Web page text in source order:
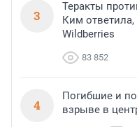
3
Теракты
Ким
Wildberries
83 852
4
Погибшие и
взрыве в